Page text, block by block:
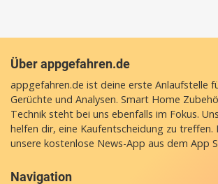
Über appgefahren.de
appgefahren.de ist deine erste Anlaufstelle
Gerüchte und Analysen. Smart Home
Technik steht bei uns ebenfalls im Fokus.
helfen dir, eine Kaufentscheidung zu treffen.
unsere kostenlose News-App aus dem App
Navigation